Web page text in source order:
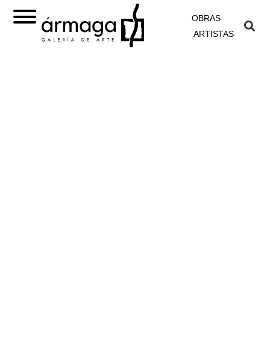
OBRAS
ARTISTAS